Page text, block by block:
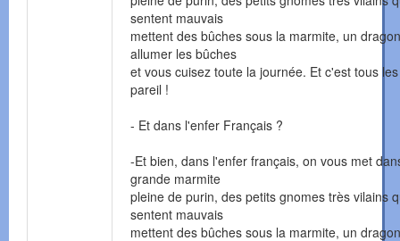
sentent mauvais
mettent des bûches sous la marmite, un
allumer les bûches
et vous cuisez toute la journée. Et c'est tous
pareil !
- Et dans l'enfer Français ?
-Et bien, dans l'enfer français, on vous met
grande marmite
pleine de purin, des petits gnomes très vilains
sentent mauvais
mettent des bûches sous la marmite, un